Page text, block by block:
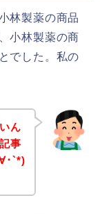
林製薬の商品
小林製薬の商
でした。私の
ん
事
･`*)